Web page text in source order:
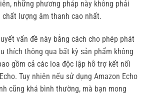
những phương pháp này không phải
lượng âm thanh cao nhất.
vấn đề này bằng cách cho phép phát
thích thông qua bất kỳ sản phẩm không
gồm cả các loa độc lập hỗ trợ kết nối
Tuy nhiên nếu sử dụng Amazon Echo
cũng khá bình thường, mà bạn mong